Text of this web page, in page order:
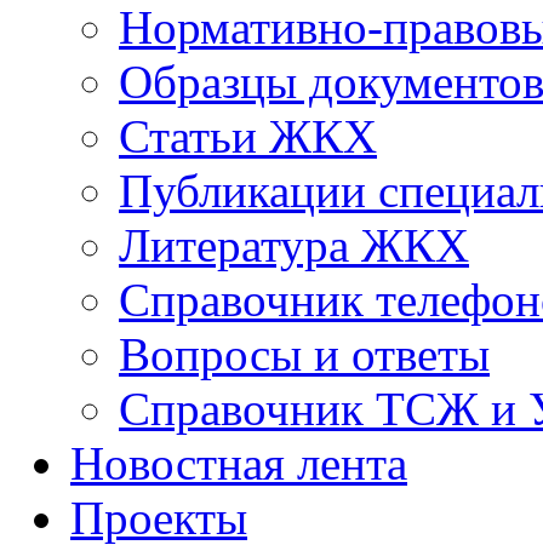
Нормативно-
Образцы документов
Статьи ЖКХ
Публикации
Литература ЖКХ
Справочник
Вопросы и ответы
Справочник ТСЖ и
Новостная лента
Проекты